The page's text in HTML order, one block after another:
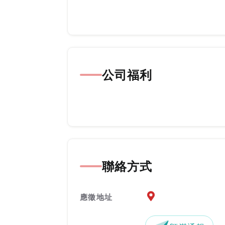
公司福利
聯絡方式
應徵地址 應徵地址地圖『另開新